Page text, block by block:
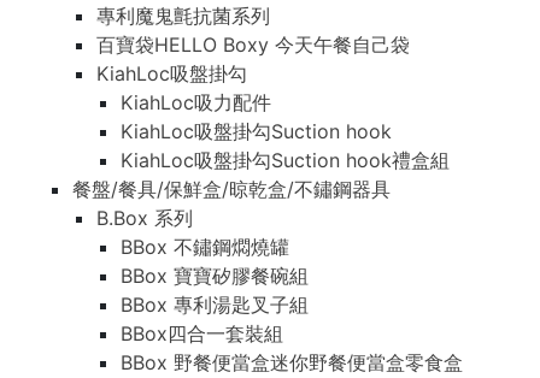
專利魔鬼氈抗菌系列
百寶袋HELLO Boxy 今天午餐自己袋
KiahLoc吸盤掛勾
KiahLoc吸力配件
KiahLoc吸盤掛勾Suction hook
KiahLoc吸盤掛勾Suction hook禮盒組
餐盤/餐具/保鮮盒/晾乾盒/不鏽鋼器具
B.Box 系列
BBox 不鏽鋼燜燒罐
BBox 寶寶矽膠餐碗組
BBox 專利湯匙叉子組
BBox四合一套裝組
BBox 野餐便當盒迷你野餐便當盒零食盒